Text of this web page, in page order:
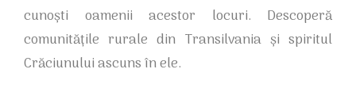
cunoști oamenii acestor locuri. Descoperă
comunitățile rurale din Transilvania și spiritul
Crăciunului ascuns în ele.